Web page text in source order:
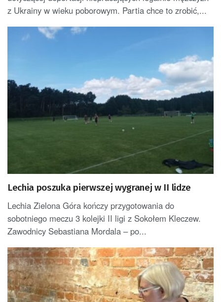
z Ukrainy w wieku poborowym. Partia chce to zrobić,...
Lechia poszuka pierwszej wygranej w II lidze
Lechia Zielona Góra kończy przygotowania do
sobotniego meczu 3 kolejki II ligi z Sokołem Kleczew.
Zawodnicy Sebastiana Mordala – po...